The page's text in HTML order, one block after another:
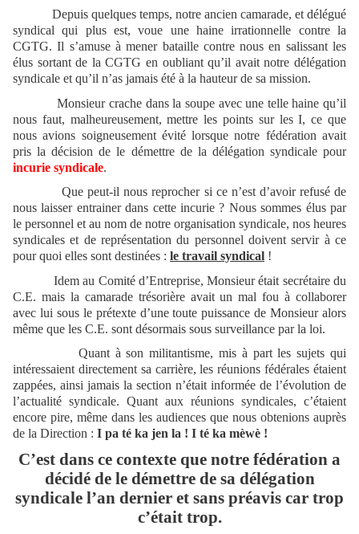
Depuis quelques temps, notre ancien camarade, et délégué
syndical qui plus est, voue une haine irrationnelle contre la
CGTG. Il s’amuse à mener bataille contre nous en salissant les
élus sortant de la CGTG en oubliant qu’il avait notre délégation
syndicale et qu’il n’as jamais été à la hauteur de sa mission.
Monsieur crache dans la soupe avec une telle haine qu’il
nous faut, malheureusement, mettre les points sur les I, ce que
nous avions soigneusement évité lorsque notre fédération avait
pris la décision de le démettre de la délégation syndicale pour
incurie syndicale.
Que peut-il nous reprocher si ce n’est d’avoir refusé de
nous laisser entrainer dans cette incurie ? Nous sommes élus par
le personnel et au nom de notre organisation syndicale, nos heures
syndicales et de représentation du personnel doivent servir à ce
pour quoi elles sont destinées : le travail syndical !
Idem au Comité d’Entreprise, Monsieur était secrétaire du
C.E. mais la camarade trésorière avait un mal fou à collaborer
avec lui sous le prétexte d’une toute puissance de Monsieur alors
même que les C.E. sont désormais sous surveillance par la loi.
Quant à son militantisme, mis à part les sujets qui
intéressaient directement sa carrière, les réunions fédérales étaient
zappées, ainsi jamais la section n’était informée de l’évolution de
l’actualité syndicale. Quant aux réunions syndicales, c’étaient
encore pire, même dans les audiences que nous obtenions auprès
de la Direction : I pa té ka jen la ! I té ka mèwè !
C’est dans ce contexte que notre fédération a
décidé de le démettre de sa délégation
syndicale l’an dernier et sans préavis car trop
c’était trop.